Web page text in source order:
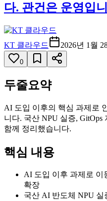
다. 관건은 운영입
KT 클라우드 2026년 1월
0
두줄요약
AI 도입 이후의 핵심 과제로
니다. 국산 NPU 실증,
함께 정리했습니다.
핵심 내용
AI 도입 이후 과제로 이
확장
국산 AI 반도체 NPU 실